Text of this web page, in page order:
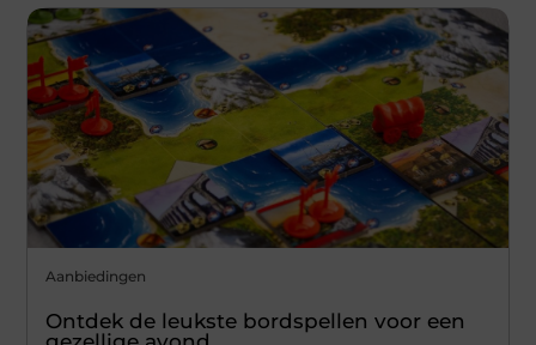
Aanbiedingen
Ontdek de leukste bordspellen voor een